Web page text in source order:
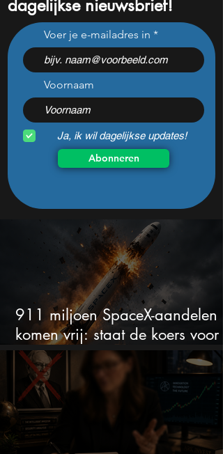
Dit is mijn favoriete
belegger… en het is niet
Warren Buffett
dagelijkse nieuwsbrief!
Voer je e-mailadres in
Voornaam
Ja, ik wil dagelijkse updates!
Abonneren
911 miljoen SpaceX-aandelen
komen vrij: staat de koers voor
een nieuwe crash?